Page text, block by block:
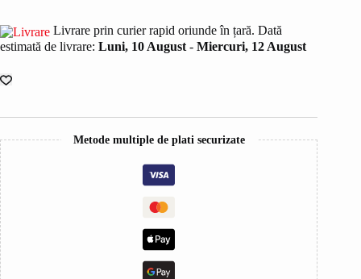
CLATIRE
150
Livrare prin curier rapid oriunde în țară. Dată
estimată de livrare: Luni, 10 August - Miercuri, 12 August
Metode multiple de plati securizate